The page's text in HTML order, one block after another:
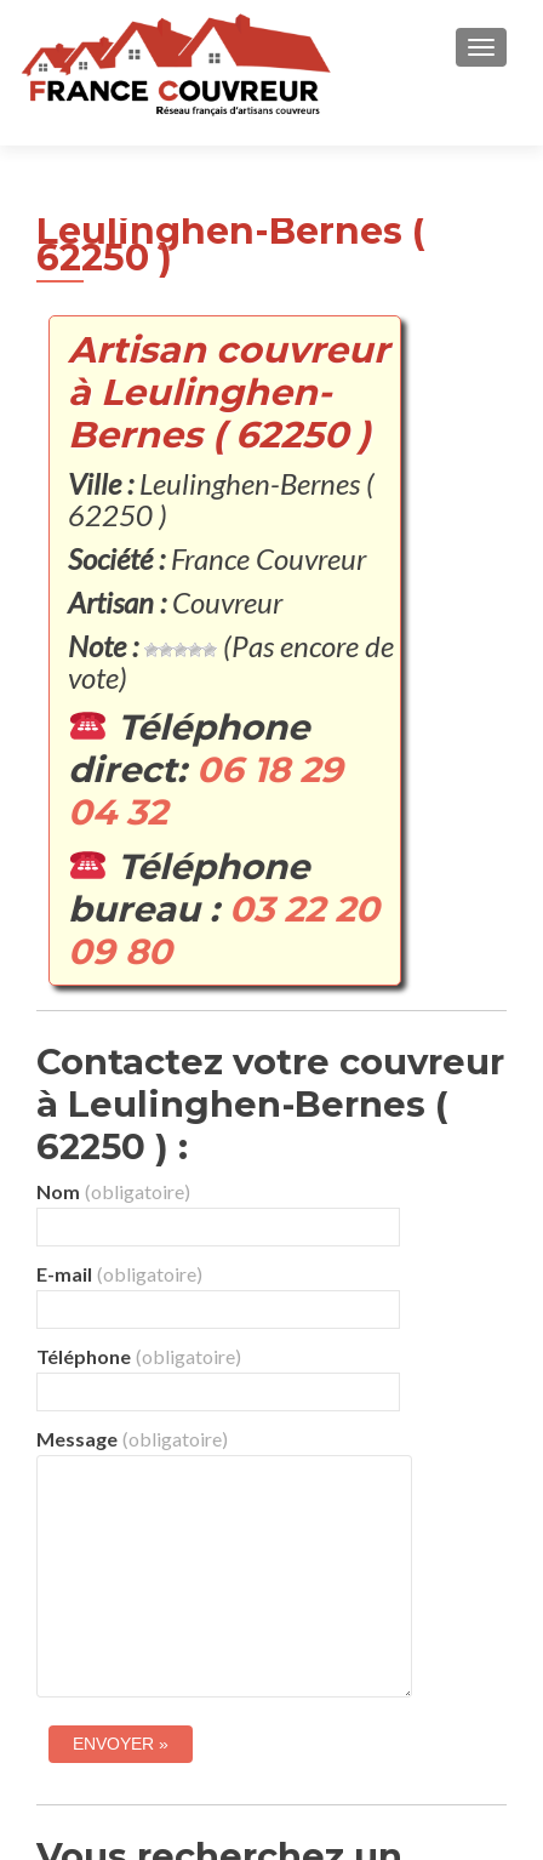
Leulinghen-Bernes (
62250 )
Artisan couvreur
à Leulinghen-
Bernes ( 62250 )
Ville :Leulinghen-Bernes (
62250 )
Société :France Couvreur
Artisan :Couvreur
Note :
(Pas encore de
vote)
Téléphone
direct: 06 18 29
04 32
Téléphone
bureau : 03 22 20
09 80
Contactez votre couvreur
à Leulinghen-Bernes (
62250 ) :
Nom (obligatoire)
E-mail (obligatoire)
Téléphone (obligatoire)
Message (obligatoire)